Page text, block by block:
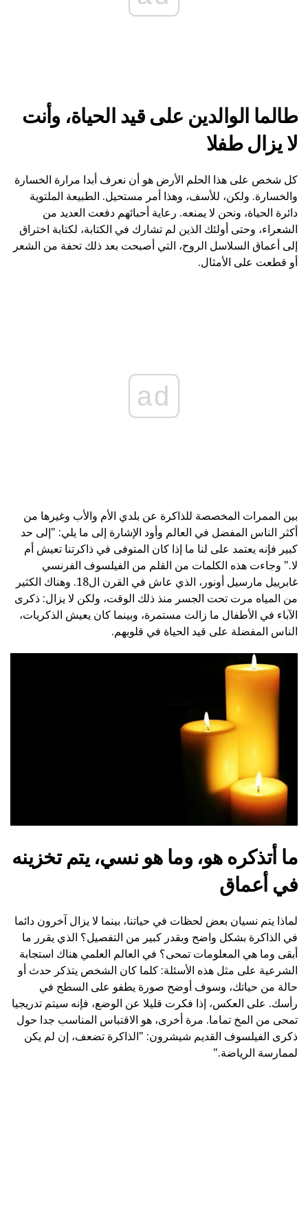
طالما الوالدين على قيد الحياة، وأنت
لا يزال طفلا
كل شخص على هذا الحلم الأرض هو أن نعرف أبدا مرارة الخسارة
والخسارة. ولكن، للأسف، وهذا أمر مستحيل. الطبيعة الملتوية
دائرة الحياة، ونحن لا يمنعه. رعاية أحبائهم دفعت العديد من
الشعراء، وحتى أولئك الذين لم تشارك في الكتابة، لكتابة اختراق
إلى أعماق السلاسل الروح، التي أصبحت بعد ذلك تحفة من الشعر
أو قطعت على الأمثال.
ad
بين الممرات المخصصة للذاكرة عن بلدي الأم والأب وغيرها من
أكثر الناس المفضل في العالم وأود الإشارة إلى ما يلي: "إلى حد
كبير فإنه يعتمد على لنا ما إذا كان المتوفى في ذاكرتنا تعيش أم
لا." وجاءت هذه الكلمات من القلم من الفيلسوف الفرنسي
غابرييل مارسيل أونور، الذي عاش في القرن ال18. وهناك الكثير
من المياه مرت تحت الجسر منذ ذلك الوقت، ولكن لا يزال: ذكرى
الآباء في الأطفال ما زالت مستمرة، وبينما كان يعيش الذكريات،
الناس المفضلة على قيد الحياة في قلوبهم.
ما أتذكره هو، وما هو نسي، يتم تخزينه
في أعماق
لماذا يتم نسيان بعض لحظات في حياتنا، بينما لا يزال آخرون دائما
في الذاكرة بشكل واضح وبقدر كبير من التفصيل؟ الذي يقرر ما
أبقى وما هي المعلومات تمحى؟ في العالم العلمي هناك استجابة
الشرعية على مثل هذه الأسئلة: كلما كان الشخص يتذكر حدث أو
حالة من حياتك، وسوف أوضح صورة يطفو على السطح في
رأسك. على العكس، إذا فكرت قليلا عن الوضع، فإنه سيتم تدريجيا
تمحى من المخ تماما. مرة أخرى، هو الاقتباس المناسب جدا حول
ذكرى الفيلسوف القديم شيشرون: "الذاكرة تضعف، إن لم يكن
لممارسة الرياضة."